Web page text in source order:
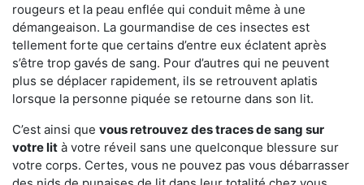
rougeurs et la peau enflée qui conduit même à une
démangeaison. La gourmandise de ces insectes est
tellement forte que certains d’entre eux éclatent après
s’être trop gavés de sang. Pour d’autres qui ne peuvent
plus se déplacer rapidement, ils se retrouvent aplatis
lorsque la personne piquée se retourne dans son lit.
C’est ainsi que vous retrouvez des traces de sang sur
votre lit à votre réveil sans une quelconque blessure sur
votre corps. Certes, vous ne pouvez pas vous débarrasser